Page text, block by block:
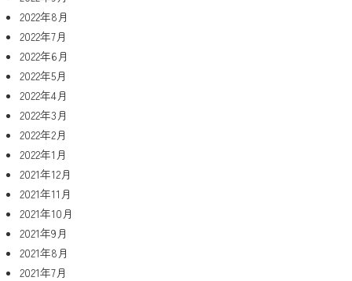
2022年8月
2022年7月
2022年6月
2022年5月
2022年4月
2022年3月
2022年2月
2022年1月
2021年12月
2021年11月
2021年10月
2021年9月
2021年8月
2021年7月